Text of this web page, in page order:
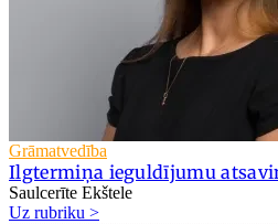
Grāmatvedība
Ilgtermiņa ieguldījumu
Saulcerīte Ekštele
Uz rubriku >